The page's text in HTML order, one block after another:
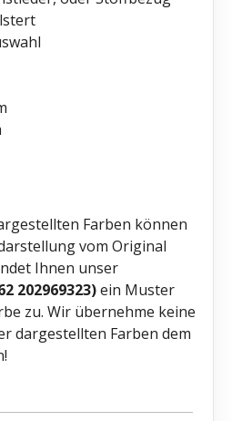
Farben können
vom Original
Ihnen unser
202969323)ein Muster
zu. Wir übernehme keine
dargestellten Farben dem